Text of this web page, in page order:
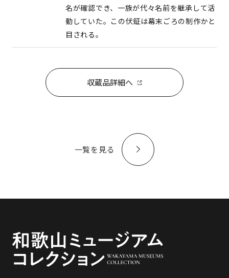
名が確認でき、一族が代々名前を継承して活
動していた。この伏鉦は幕末ごろの制作かと
目される。
収蔵品詳細へ
一覧を見る